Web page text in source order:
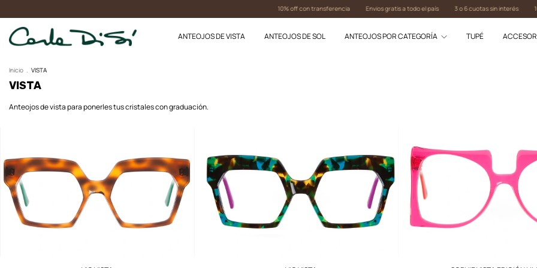
10% off con transferencia Envios gratis a todo el país 3 o 6 cuotas sin interés 10% off
ANTEOJOS DE VISTA ANTEOJOS DE SOL ANTEOJOS POR CATEGORÍA TUPÉ
Inicio . VISTA
VISTA
Anteojos de vista para ponerles tus cristales con graduación.